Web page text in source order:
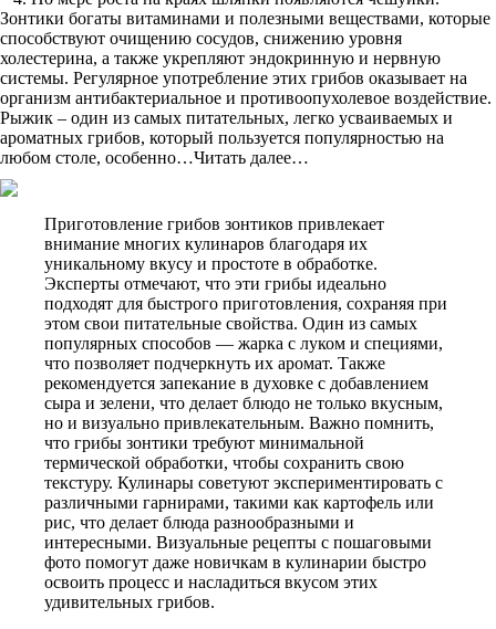
Зонтики богаты витаминами и полезными веществами, которые
способствуют очищению сосудов, снижению уровня
холестерина, а также укрепляют эндокринную и нервную
системы. Регулярное употребление этих грибов оказывает на
организм антибактериальное и противоопухолевое воздействие.
Рыжик – один из самых питательных, легко усваиваемых и
ароматных грибов, который пользуется популярностью на
любом столе, особенно…Читать далее…
Приготовление грибов зонтиков привлекает
внимание многих кулинаров благодаря их
уникальному вкусу и простоте в обработке.
Эксперты отмечают, что эти грибы идеально
подходят для быстрого приготовления, сохраняя при
этом свои питательные свойства. Один из самых
популярных способов — жарка с луком и специями,
что позволяет подчеркнуть их аромат. Также
рекомендуется запекание в духовке с добавлением
сыра и зелени, что делает блюдо не только вкусным,
но и визуально привлекательным. Важно помнить,
что грибы зонтики требуют минимальной
термической обработки, чтобы сохранить свою
текстуру. Кулинары советуют экспериментировать с
различными гарнирами, такими как картофель или
рис, что делает блюда разнообразными и
интересными. Визуальные рецепты с пошаговыми
фото помогут даже новичкам в кулинарии быстро
освоить процесс и насладиться вкусом этих
удивительных грибов.